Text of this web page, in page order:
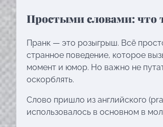
Простыми словами: что
Пранк — это розыгрыш. Всё
странное поведение, которое
момент и юмор. Но важно не
оскорблять.
Слово пришло из английского
использовалось в основном в